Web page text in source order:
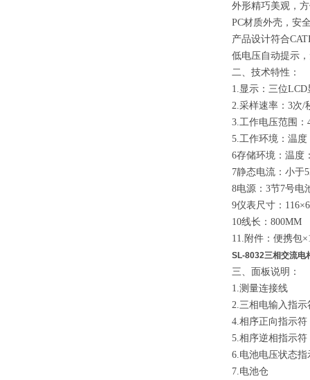
外形精巧美观，
PC材质外壳，安
产品设计符合
低电压自动提示
二、技术特性：
1.显示：三位
2.采样速率：3次/
3.工作电压范围：
5.工作环境：温
6存储环境：温
7静态电流：小于
8电源：3节7号电
9仪表尺寸：116×
10线长：800MM
11.附件：便携包×
SL-8032三相交流电
三、面板说明：
1.测量连接线
2.三相电输入指示
4.相序正向指示符
5.相序逆相指示符
6.电池电压状态指
7.电池仓